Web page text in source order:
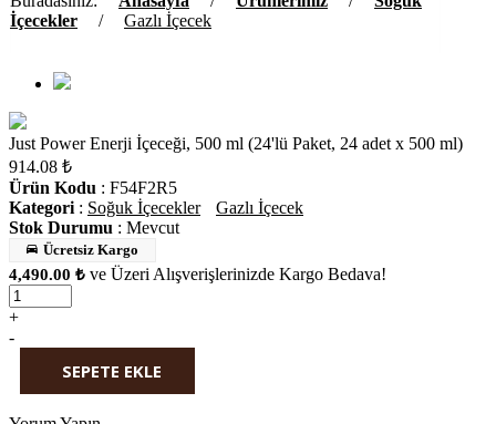
İçecekler
/ Gazlı İçecek
Just Power Enerji İçeceği, 500 ml (24'lü Paket, 24 adet x 500 ml)
914.08 ₺
Ürün Kodu : F54F2R5
Kategori : Soğuk İçecekler
Gazlı İçecek
Stok Durumu : Mevcut
Ücretsiz Kargo
4,490.00 ₺ ve Üzeri Alışverişlerinizde Kargo Bedava!
+
-
SEPETE EKLE